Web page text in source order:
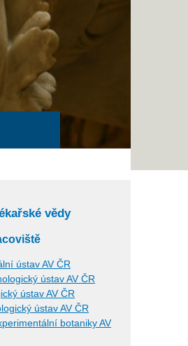
vědy
ústav AV ČR
ústav AV ČR
ústav AV ČR
ústav AV ČR
botaniky AV